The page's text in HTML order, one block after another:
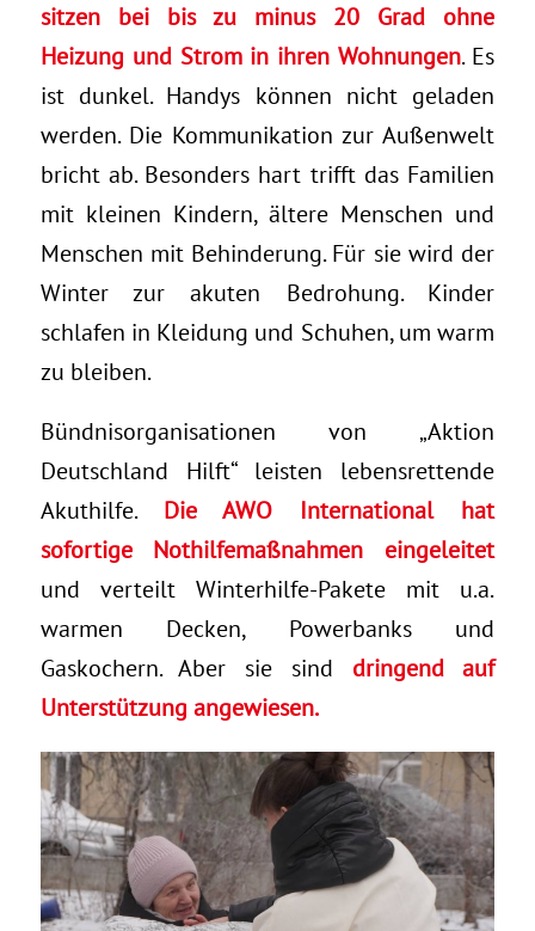
sitzen bei bis zu minus 20 Grad ohne
Heizung und Strom in ihren Wohnungen. Es
ist dunkel. Handys können nicht geladen
werden. Die Kommunikation zur Außenwelt
bricht ab. Besonders hart trifft das Familien
mit kleinen Kindern, ältere Menschen und
Menschen mit Behinderung. Für sie wird der
Winter zur akuten Bedrohung. Kinder
schlafen in Kleidung und Schuhen, um warm
zu bleiben.
Bündnisorganisationen von „Aktion
Deutschland Hilft“ leisten lebensrettende
Akuthilfe. Die AWO International hat
sofortige Nothilfemaßnahmen eingeleitet
und verteilt Winterhilfe-Pakete mit u.a.
warmen Decken, Powerbanks und
Gaskochern. Aber sie sind dringend auf
Unterstützung angewiesen.